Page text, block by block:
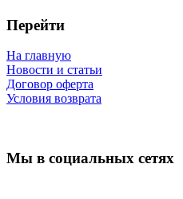
Перейти
На главную
Новости и статьи
Договор оферта
Условия возврата
Мы в социальных сетях